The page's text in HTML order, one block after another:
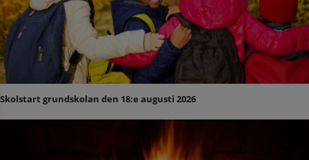
Skolstart grundskolan den 18:e augusti 2026